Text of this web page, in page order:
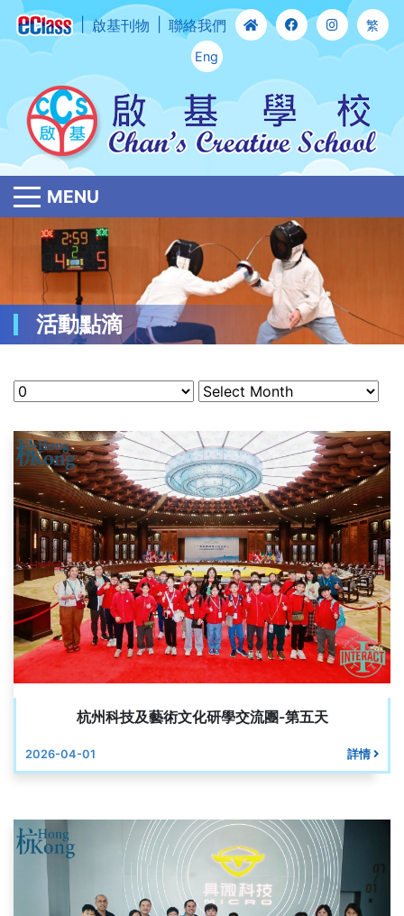
啟基刊物 聯絡我們 繁
Eng
MENU
活動點滴
杭州科技及藝術文化研學交流團-第五天
2026-04-01 詳情